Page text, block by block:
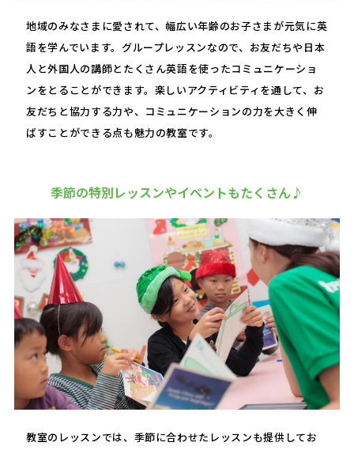
地域のみなさまに愛されて、幅広い年齢のお子さまが元気に英
語を学んでいます。グループレッスンなので、お友だちや日本
人と外国人の講師とたくさん英語を使ったコミュニケーショ
ンをとることができます。楽しいアクティビティを通して、お
友だちと協力する力や、コミュニケーションの力を大きく伸
ばすことができる点も魅力の教室です。
季節の特別レッスンやイベントもたくさん♪
教室のレッスンでは、季節に合わせたレッスンも提供してお